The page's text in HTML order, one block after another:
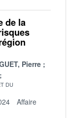
de la
Pierre
DU
Affaire